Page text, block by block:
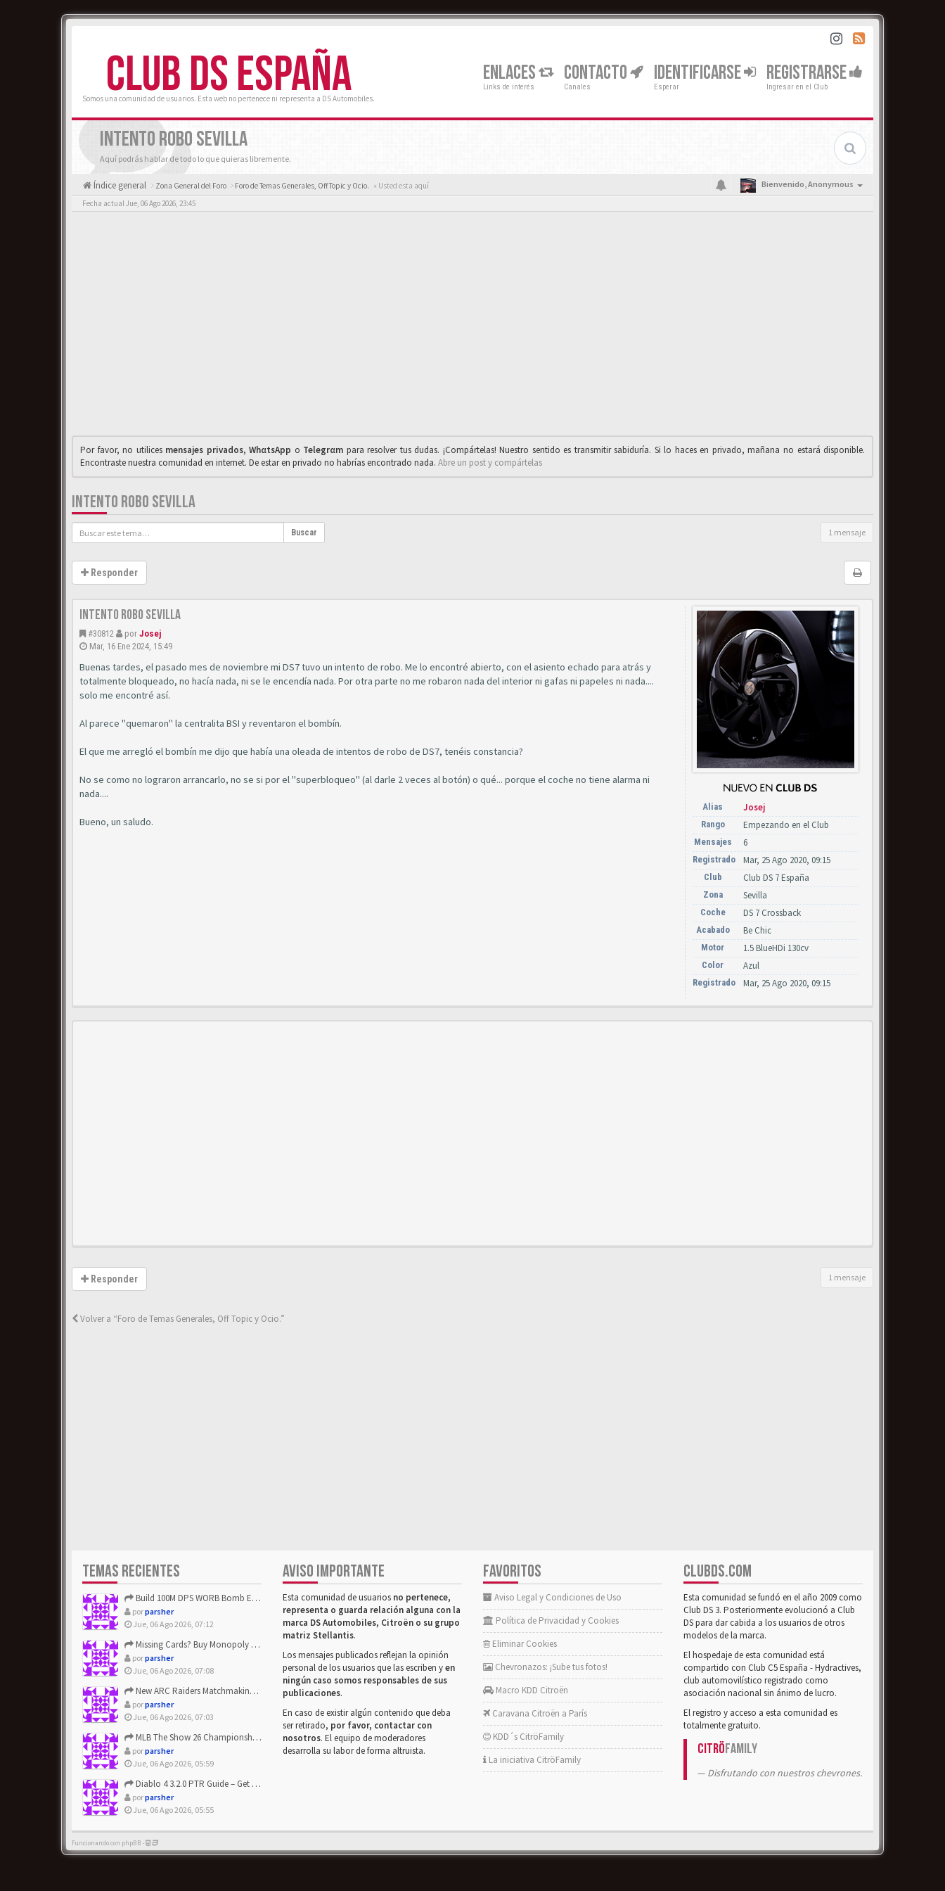
CLUB DS ESPAÑA
Somos una comunidad de usuarios. Esta web no pertenece ni representa a DS Automobiles.
ENLACES
Links de interés
CONTACTO
Canales
IDENTIFICARSE
Esperar
REGISTRARSE
Ingresar en el Club
INTENTO ROBO SEVILLA
Aquí podrás hablar de todo lo que quieras libremente.
Índice general Zona General del Foro Foro de Temas Generales, Off Topic y Ocio. « Usted esta aquí Bienvenido,Anonymous
Fecha actual Jue, 06 Ago 2026, 23:45
Por favor, no utilices mensajes privados,WhαtsApp o Telegrαm para resolver tus dudas. ¡Compártelas! Nuestro sentido es transmitir sabiduría. Si lo haces en privado, mañana no estará disponible.
Encontraste nuestra comunidad en internet. De estar en privado no habrías encontrado nada. Abre un post y compártelas
INTENTO ROBO SEVILLA
Buscar 1 mensaje
Responder
Intento robo Sevilla
#30812 por Josej
Mar, 16 Ene 2024, 15:49
Buenas tardes, el pasado mes de noviembre mi DS7 tuvo un intento de robo. Me lo encontré abierto, con el asiento echado para atrás y
totalmente bloqueado, no hacía nada, ni se le encendía nada. Por otra parte no me robaron nada del interior ni gafas ni papeles ni nada....
solo me encontré así.
Al parece "quemaron" la centralita BSI y reventaron el bombín.
El que me arregló el bombín me dijo que había una oleada de intentos de robo de DS7, tenéis constancia?
No se como no lograron arrancarlo, no se si por el "superbloqueo" (al darle 2 veces al botón) o qué... porque el coche no tiene alarma ni
nada....
Bueno, un saludo.
Alias Josej
Rango Empezando en el Club
Mensajes 6
Registrado Mar, 25 Ago 2020, 09:15
Club Club DS 7 España
Zona Sevilla
Coche DS 7 Crossback
Acabado Be Chic
Motor 1.5 BlueHDi 130cv
Color Azul
Registrado Mar, 25 Ago 2020, 09:15
Responder 1 mensaje
Volver a “Foro de Temas Generales, Off Topic y Ocio.”
TEMAS RECIENTES
Build 100M DPS WORB Bomb Elementalist Fast - Grab POE Curren...
porparsher
Jue, 06 Ago 2026, 07:12
Missing Cards? Buy Monopoly Go Happy Harvest with Looney Tun...
porparsher
Jue, 06 Ago 2026, 07:08
New ARC Raiders Matchmaking Update: Stop Failed - Grab Bluep...
porparsher
Jue, 06 Ago 2026, 07:03
MLB The Show 26 Championship Series Update! Get Cheap & ...
porparsher
Jue, 06 Ago 2026, 05:59
Diablo 4 3.2.0 PTR Guide – Get 8% Off Items Quickly to Test ...
porparsher
Jue, 06 Ago 2026, 05:55
AVISO IMPORTANTE
Esta comunidad de usuarios no pertenece,
representa o guarda relación alguna con la
marca DS Automobiles, Citroën o su grupo
matriz Stellantis.
Los mensajes publicados reflejan la opinión
personal de los usuarios que las escriben yen
ningún caso somos responsables de sus
publicaciones.
En caso de existir algún contenido que deba
ser retirado, por favor, contactar con
nosotros. El equipo de moderadores
desarrolla su labor de forma altruista.
FAVORITOS
Aviso Legal y Condiciones de Uso
Política de Privacidad y Cookies
Eliminar Cookies
Chevronazos: ¡Sube tus fotos!
Macro KDD Citroën
Caravana Citroën a París
KDD´s CitröFamily
La iniciativa CitröFamily
CLUBDS.COM
Esta comunidad se fundó en el año 2009 como
Club DS 3. Posteriormente evolucionó a Club
DS para dar cabida a los usuarios de otros
modelos de la marca.
El hospedaje de esta comunidad está
compartido con Club C5 España - Hydractives,
club automovilístico registrado como
asociación nacional sin ánimo de lucro.
El registro y acceso a esta comunidad es
totalmente gratuito.
CitröFamily
Disfrutando con nuestros chevrones.
Funcionando con phpBB -